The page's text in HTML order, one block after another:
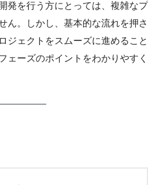
発を行う方にとっては、複雑なプ
ん。しかし、基本的な流れを押さ
ジェクトをスムーズに進めること
ェーズのポイントをわかりやすく